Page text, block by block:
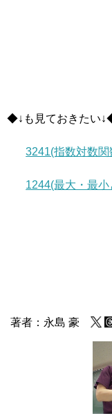
◆↓も見ておきたい
3241(指数対数
1244(最大・最
著者：永島 豪